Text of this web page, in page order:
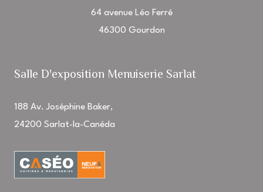
64 avenue Léo Ferré
46300 Gourdon
Salle D'exposition Menuiserie Sarlat
188 Av. Joséphine Baker,
24200 Sarlat-la-Canéda